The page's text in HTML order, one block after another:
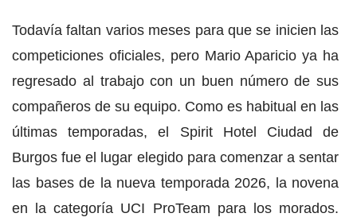
Todavía faltan varios meses para que se inicien las
competiciones oficiales, pero Mario Aparicio ya ha
regresado al trabajo con un buen número de sus
compañeros de su equipo. Como es habitual en las
últimas temporadas, el Spirit Hotel Ciudad de
Burgos fue el lugar elegido para comenzar a sentar
las bases de la nueva temporada 2026, la novena
en la categoría UCI ProTeam para los morados.